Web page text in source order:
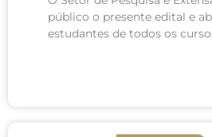
público o presente edital e
estudantes de todos os